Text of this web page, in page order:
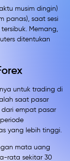
musim dingin)
panas), saat sesi
Memang,
ditentukan
untuk trading di
saat pasar
dari empat pasar
yang lebih tinggi.
mata uang
rata sekitar 30